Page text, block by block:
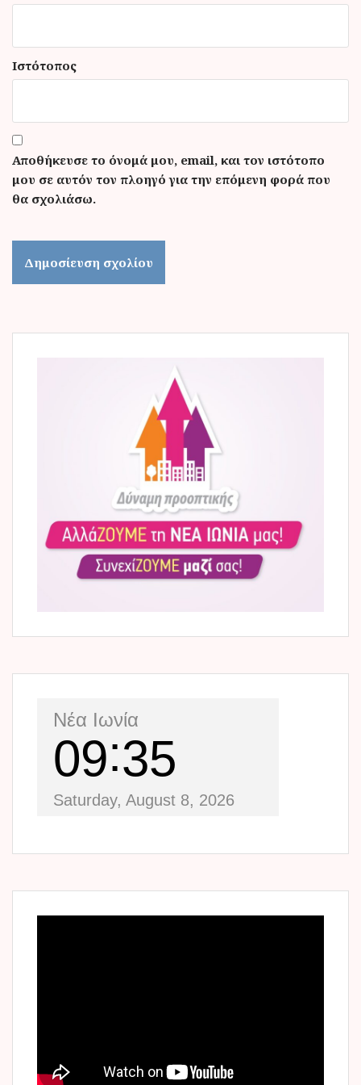
Ιστότοπος
Αποθήκευσε το όνομά μου, email, και τον ιστότοπο
μου σε αυτόν τον πλοηγό για την επόμενη φορά που
θα σχολιάσω.
Νέα Ιωνία
09 35
Saturday, August 8, 2026